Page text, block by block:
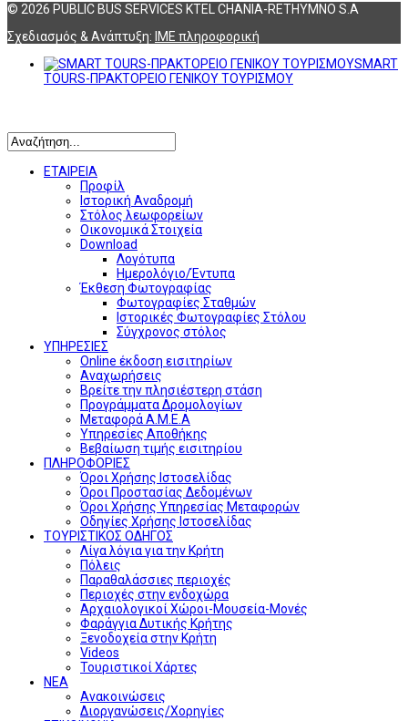
© 2026 PUBLIC BUS SERVICES KTEL CHANIA-RETHYMNO S.A
Σχεδιασμός & Ανάπτυξη: ΙΜΕ πληροφορική
SMART
TOURS-ΠΡΑΚΤΟΡΕΙΟ ΓΕΝΙΚΟΥ ΤΟΥΡΙΣΜΟΥ
ΕΤΑΙΡΕΙΑ
Προφίλ
Ιστορική Αναδρομή
Στόλος λεωφορείων
Οικονομικά Στοιχεία
Download
Λογότυπα
Ημερολόγιο/Έντυπα
Έκθεση Φωτογραφίας
Φωτογραφίες Σταθμών
Ιστορικές Φωτογραφίες Στόλου
Σύγχρονος στόλος
ΥΠΗΡΕΣΙΕΣ
Online έκδοση εισιτηρίων
Αναχωρήσεις
Βρείτε την πλησιέστερη στάση
Προγράμματα Δρομολογίων
Μεταφορά Α.Μ.Ε.Α
Υπηρεσίες Αποθήκης
Βεβαίωση τιμής εισιτηρίου
ΠΛΗΡΟΦΟΡΙΕΣ
Όροι Χρήσης Ιστοσελίδας
Όροι Προστασίας Δεδομένων
Όροι Χρήσης Υπηρεσίας Μεταφορών
Οδηγίες Χρήσης Ιστοσελίδας
ΤΟΥΡΙΣΤΙΚΟΣ ΟΔΗΓΟΣ
Λίγα λόγια για την Κρήτη
Πόλεις
Παραθαλάσσιες περιοχές
Περιοχές στην ενδοχώρα
Αρχαιολογικοί Χώροι-Μουσεία-Μονές
Φαράγγια Δυτικής Κρήτης
Ξενοδοχεία στην Κρήτη
Videos
Τουριστικοί Χάρτες
ΝΕΑ
Ανακοινώσεις
Διοργανώσεις/Χορηγίες